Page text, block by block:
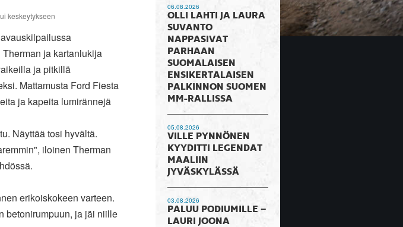
keskeytykseen
ja kartanlukija
ja pitkillä
Mattamusta Ford Fiesta
ja kapeita lumirännejä
Näyttää tosi hyvältä.
iloinen Therman
erikoiskokeen varteen.
betonirumpuun, ja jäi niille
06.08.2026
OLLI LAHTI JA LAURA
SUVANTO
NAPPASIVAT
PARHAAN
SUOMALAISEN
ENSIKERTALAISEN
PALKINNON SUOMEN
MM-RALLISSA
05.08.2026
VILLE PYNNÖNEN
KYYDITTI LEGENDAT
MAALIIN
JYVÄSKYLÄSSÄ
03.08.2026
PALUU PODIUMILLE –
LAURI JOONA